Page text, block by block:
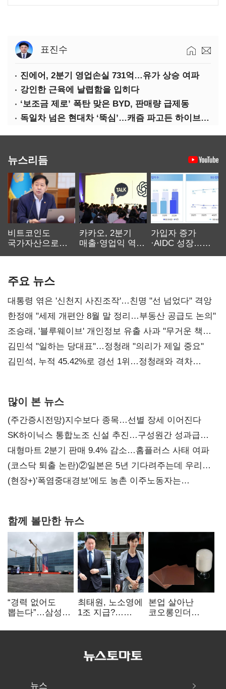
표진수
진에어, 2분기 영업손실 731억…유가 상승 여파
강인한 근육에 날렵함을 입히다
‘보조금 제로’ 폭탄 맞은 BYD, 판매량 급제동
독일차 넘은 현대차 ‘뚝심’…캐즘 파고든 하이브리드 역전극
뉴스리듬
비트코인도
국가자산으로…'
카카오, 2분기
매출·영업익 역대
가입자 증가
·AIDC 성장…
주요 뉴스
대통령 엮은 '신천지 사진조작'…친명 "선 넘었다" 격앙
한정애 "세제 개편안 8월 말 정리…부동산 공급도 논의"
조승래, '블루웨이브' 개인정보 유출 사과 "무거운 책임
통감"
김민석 "일하는 당대표"…정청래 "의리가 제일 중요"
김민석, 누적 45.42%로 경선 1위…정청래와 격차
많이 본 뉴스
(주간증시전망)지수보다 종목…선별 장세 이어진다
SK하이닉스 통합노조 신설 추진…구성원간 성과급
불만 확산
대형마트 2분기 판매 9.4% 감소…홈플러스 사태 여파
(코스닥 퇴출 논란)②일본은 5년 기다려주는데 우리는
당장 퇴출?…시간만으론 부족한 코스닥 구하기
(현장+)'폭염중대경보'에도 농촌 이주노동자는
함께 볼만한 뉴스
“경력 없어도
뽑는다”…삼성
반도체 인재
최태원, 노소영에
1조 지급?…
본업 살아난
코오롱인더
배터리 소재로
뉴스